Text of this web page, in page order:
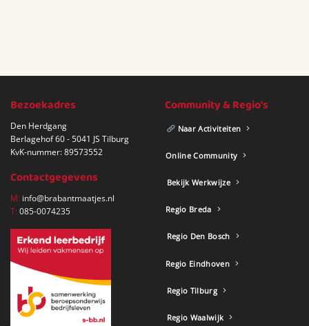
Bezoekadres
Den Herdgang
Berlagehof 60 - 5041 JS Tilburg
KvK-nummer: 89573552
Contactgegevens
M: info@brabantmaatjes.nl
T:085-0074235
Community & Regio's
Naar Activiteiten
Online Community
Bekijk Werkwijze
Regio Breda
Regio Den Bosch
Regio Eindhoven
Regio Tilburg
Regio Waalwijk